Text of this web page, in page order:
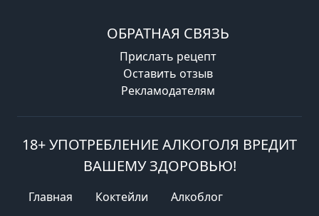
ОБРАТНАЯ СВЯЗЬ
Прислать рецепт
Оставить отзыв
Рекламодателям
18+ УПОТРЕБЛЕНИЕ АЛКОГОЛЯ ВРЕДИТ
ВАШЕМУ ЗДОРОВЬЮ!
Главная Коктейли Алкоблог